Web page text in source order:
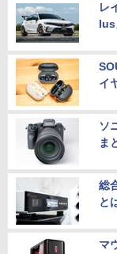
レ
lus
イ
ソ
ま
総
と
マ